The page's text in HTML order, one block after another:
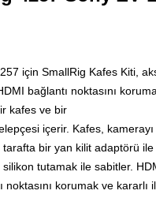
için SmallRig Kafes Kiti,
bağlantı noktasını
kafes ve bir
içerir. Kafes,
bir yan kilit adaptörü
tutamak ile sabitler.
noktasını korumak ve kararlı